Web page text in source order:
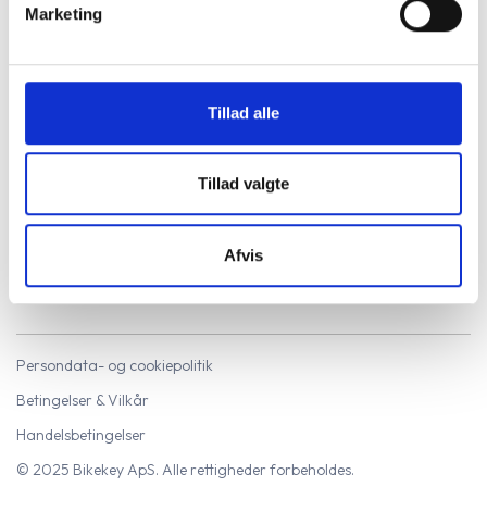
Marketing
Tillad alle
Tillad valgte
Afvis
Hjælpecenter
Persondata- og cookiepolitik
Betingelser & Vilkår
Handelsbetingelser
© 2025 Bikekey ApS. Alle rettigheder forbeholdes.